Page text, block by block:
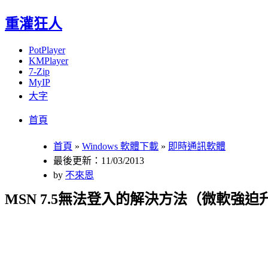
重灌狂人
PotPlayer
KMPlayer
7-Zip
MyIP
大字
首頁
首頁 » Windows 軟體下載 » 即時通訊軟體
最後更新：11/03/2013
by 不來恩
MSN 7.5無法登入的解決方法（微軟強迫